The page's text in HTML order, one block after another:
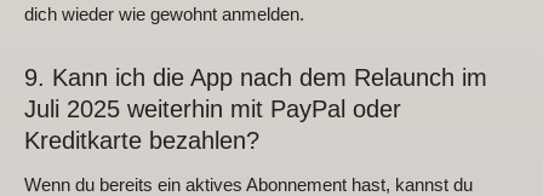
dich wieder wie gewohnt anmelden.
9. Kann ich die App nach dem Relaunch im
Juli 2025 weiterhin mit PayPal oder
Kreditkarte bezahlen?
Wenn du bereits ein aktives Abonnement hast, kannst du